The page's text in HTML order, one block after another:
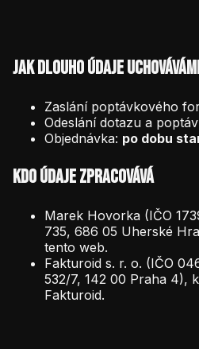
Jak dlouho údaje
Zaslání poptávkového
Odeslání dotazu a
Objednávka: po dobu
Kdo údaje zpracovává
Marek Hovorka (IČO
735, 686 05 Uherské
tento web.
Fakturoid s. r. o. (IČO
532/7, 142 00 Praha 4),
Fakturoid.